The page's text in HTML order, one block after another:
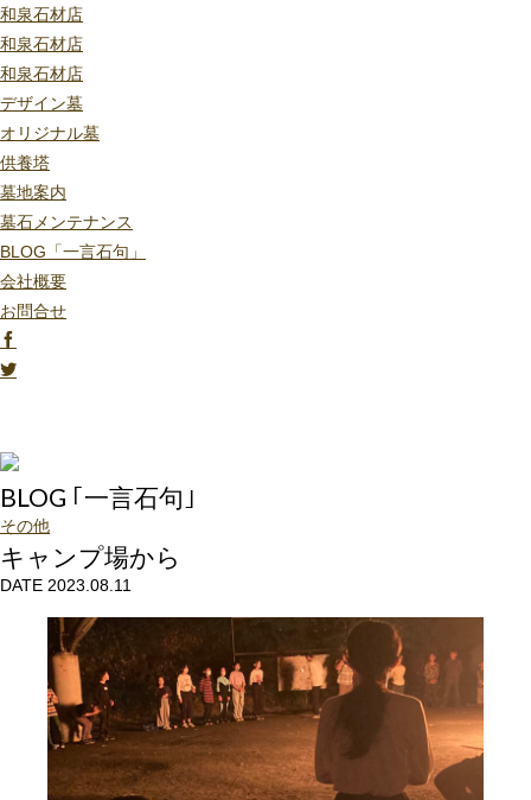
和泉石材店
和泉石材店
和泉石材店
デザイン墓
オリジナル墓
供養塔
墓地案内
墓石メンテナンス
BLOG「一言石句」
会社概要
お問合せ
BLOG ｢一言石句｣
その他
キャンプ場から
DATE 2023.08.11